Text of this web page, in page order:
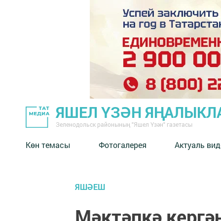
ЯШЕЛ ҮЗӘН
Зеленодольск районының "Яшел Үзән" газетасы
Көн темасы Фотогалерея Актуаль
ЯШӘЕШ
Мәктәпкә